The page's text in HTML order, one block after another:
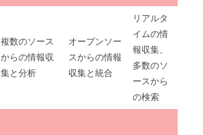
複数のソース
からの情報収
集と分析
オープンソー
スからの情報
収集と統合
リアルタ
イムの情
報収集、
多数のソ
ースから
の検索